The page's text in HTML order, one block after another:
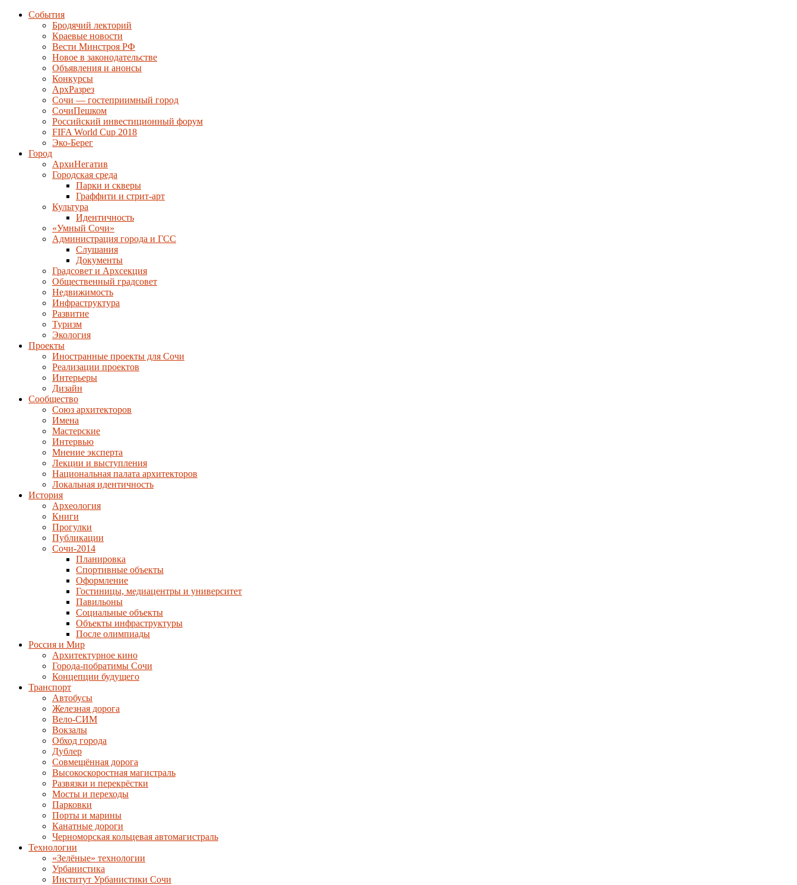
События
Бродячий лекторий
Краевые новости
Вести Минстроя РФ
Новое в законодательстве
Объявления и анонсы
Конкурсы
АрхРазрез
Сочи — гостеприимный город
СочиПешком
Российский инвестиционный форум
FIFA World Cup 2018
Эко-Берег
Город
АрхиНегатив
Городская среда
Парки и скверы
Граффити и стрит-арт
Культура
Идентичность
«Умный Сочи»
Администрация города и ГСС
Слушания
Документы
Градсовет и Архсекция
Общественный градсовет
Недвижимость
Инфраструктура
Развитие
Туризм
Экология
Проекты
Иностранные проекты для Сочи
Реализации проектов
Интерьеры
Дизайн
Сообщество
Союз архитекторов
Имена
Мастерские
Интервью
Мнение эксперта
Лекции и выступления
Национальная палата архитекторов
Локальная идентичность
История
Археология
Книги
Прогулки
Публикации
Сочи-2014
Планировка
Спортивные объекты
Оформление
Гостиницы, медиацентры и университет
Павильоны
Социальные объекты
Объекты инфраструктуры
После олимпиады
Россия и Мир
Архитектурное кино
Города-побратимы Сочи
Концепции будущего
Транспорт
Автобусы
Железная дорога
Вело-СИМ
Вокзалы
Обход города
Дублер
Совмещённая дорога
Высокоскоростная магистраль
Развязки и перекрёстки
Мосты и переходы
Парковки
Порты и марины
Канатные дороги
Черноморская кольцевая автомагистраль
Технологии
«Зелёные» технологии
Урбанистика
Институт Урбанистики Сочи